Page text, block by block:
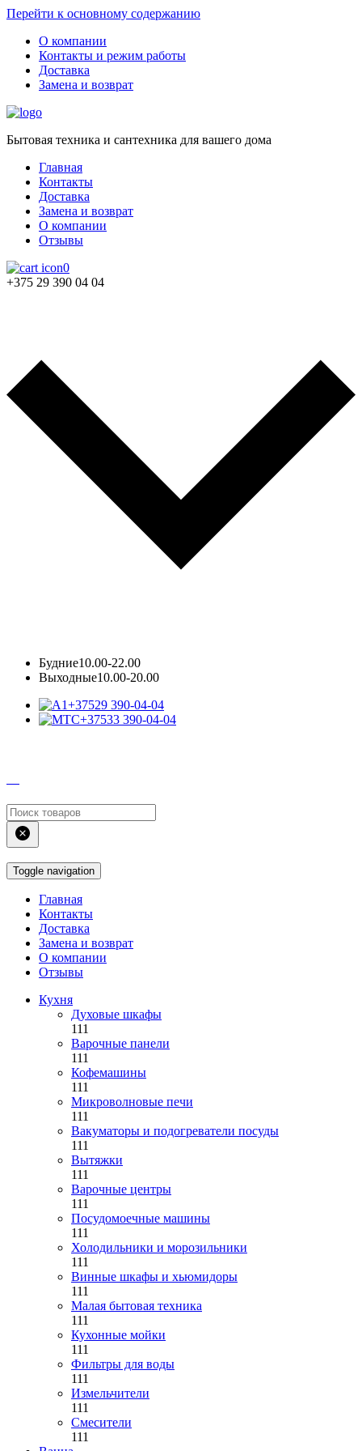
Перейти к основному содержанию
О компании
Контакты и режим работы
Доставка
Замена и возврат
Бытовая техника и сантехника для вашего дома
Главная
Контакты
Доставка
Замена и возврат
О компании
Отзывы
0
+375 29 390 04 04
Будние10.00-22.00
Выходные10.00-20.00
+37529 390-04-04
+37533 390-04-04
Toggle navigation
Главная
Контакты
Доставка
Замена и возврат
О компании
Отзывы
Кухня
Духовые шкафы
111
Варочные панели
111
Кофемашины
111
Микроволновые печи
111
Вакуматоры и подогреватели посуды
111
Вытяжки
111
Варочные центры
111
Посудомоечные машины
111
Холодильники и морозильники
111
Винные шкафы и хьюмидоры
111
Малая бытовая техника
111
Кухонные мойки
111
Фильтры для воды
111
Измельчители
111
Смесители
111